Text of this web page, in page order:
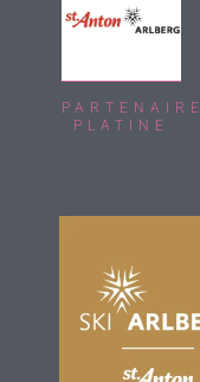
PARTENAIRE
PLATINE